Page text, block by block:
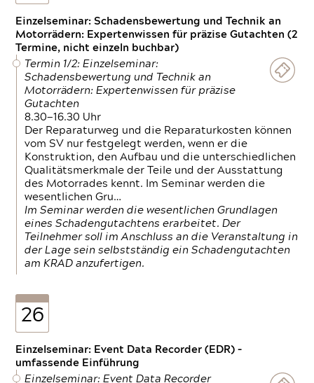
Einzelseminar: Schadensbewertung und Technik an
Motorrädern: Expertenwissen für präzise Gutachten (2
Termine, nicht einzeln buchbar)
Termin 1/2: Einzelseminar:
Schadensbewertung und Technik an
Motorrädern: Expertenwissen für präzise
Gutachten
8.30—16.30 Uhr
Der Reparaturweg und die Reparaturkosten können
vom SV nur festgelegt werden, wenn er die
Konstruktion, den Aufbau und die unterschiedlichen
Qualitätsmerkmale der Teile und der Ausstattung
des Motorrades kennt. Im Seminar werden die
wesentlichen Gru…
Im Seminar werden die wesentlichen Grundlagen
eines Schadengutachtens erarbeitet. Der
Teilnehmer soll im Anschluss an die Veranstaltung in
der Lage sein selbstständig ein Schadengutachten
am KRAD anzufertigen.
26
Einzelseminar: Event Data Recorder (EDR) –
umfassende Einführung
Einzelseminar: Event Data Recorder